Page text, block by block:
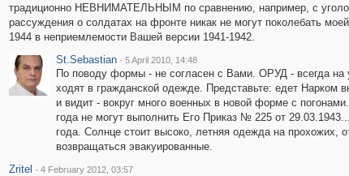
традиционно НЕВНИМАТЕЛЬНЫМ по сравнению, например, с
рассуждения о солдатах на фронте никак не могут поколебать
1944 в неприемлемости Вашей версии 1941-1942.
St.Sebastian · 5 April 2010, 14:48
По поводу формы - не согласен с Вами. ОРУД - всегда на
ходят в гражданской одежде. Представьте: едет Нарком
и видит - вокруг много военных в новой форме с
года не могут выполнить Его Приказ № 225 от
года. Солнце стоит высоко, летняя одежда на прохожих,
возвращаться эвакуированные.
Zritel · 4 February 2012, 03:57